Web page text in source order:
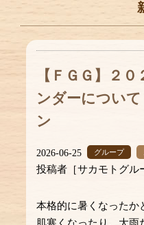
【ＦＧＧ】２
ンダーについ
ン
2026-06-25 グループ
投稿者［サカモトグ
本格的に暑くなったか
肌寒くなったり、大雨